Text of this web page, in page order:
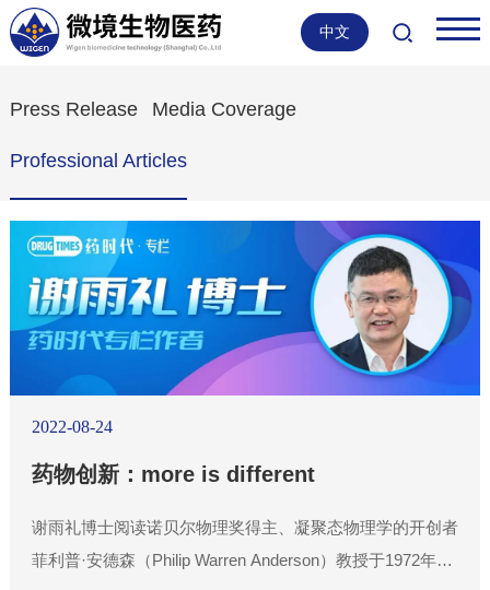
中文
Press Release Media Coverage
Professional Articles
2022-08-24
药物创新：more is different
谢雨礼博士阅读诺贝尔物理奖得主、凝聚态物理学的开创者
菲利普·安德森（Philip Warren Anderson）教授于1972年在